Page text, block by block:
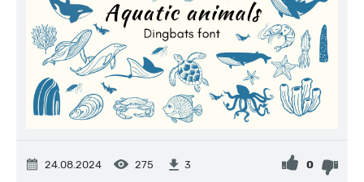
24.08.2024 275 3 0